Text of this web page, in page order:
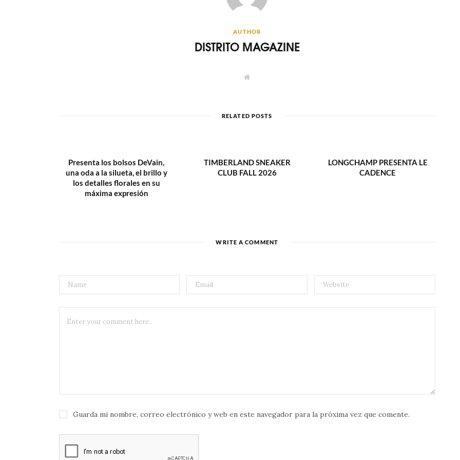
AUTHOR
DISTRITO MAGAZINE
W
e
RELATED POSTS
Presenta los bolsos DeVain,
una oda a la silueta, el brillo y
los detalles florales en su
máxima expresión
TIMBERLAND SNEAKER
CLUB FALL 2026
LONGCHAMP PRESENTA LE
CADENCE
WRITE A COMMENT
Guarda mi nombre, correo electrónico y web en este navegador para la próxima vez que comente.